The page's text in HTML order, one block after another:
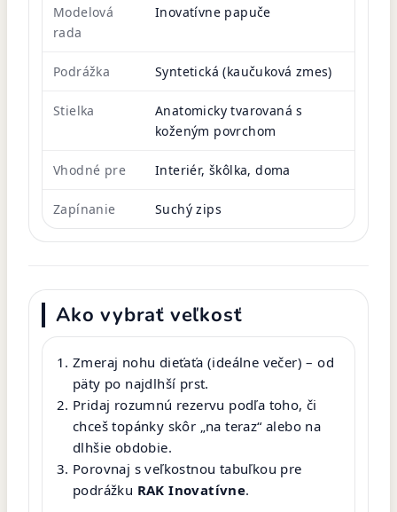
Modelová
rada
Inovatívne papuče
Podrážka Syntetická (kaučuková zmes)
Stielka
Anatomicky tvarovaná s
koženým povrchom
Vhodné pre Interiér, škôlka, doma
Zapínanie Suchý zips
Ako vybrať veľkosť
Zmeraj nohu dieťaťa (ideálne večer) – od
päty po najdlhší prst.
Pridaj rozumnú rezervu podľa toho, či
chceš topánky skôr „na teraz“ alebo na
dlhšie obdobie.
Porovnaj s veľkostnou tabuľkou pre
podrážku RAK Inovatívne.